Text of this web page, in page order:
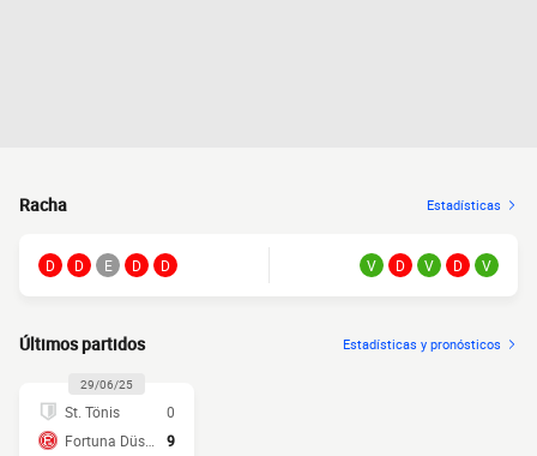
Racha Estadísticas
D D E D D V D V D V
Últimos partidos Estadísticas y pronósticos
29/06/25
St. Tönis
0
9